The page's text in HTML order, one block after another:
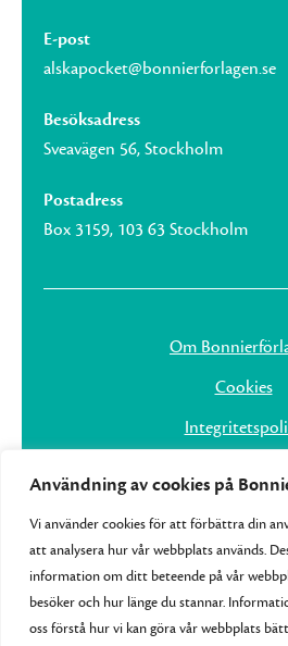
Användning av cookies på
Vi använder cookies för att förbättra din
att analysera hur vår webbplats används.
information om ditt beteende på vår
besöker och hur länge du stannar.
oss förstå hur vi kan göra vår webbplats
E-post
alskapocket@bonnierforlagen.se
Besöksadress
Sveavägen 56, Stockholm
Postadress
Box 3159, 103 63 Stockholm
Om
Cookies